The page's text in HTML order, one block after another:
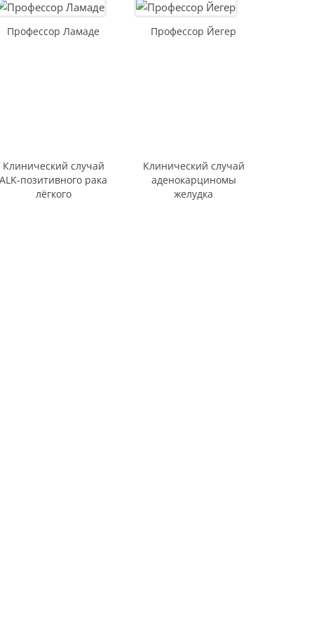
или
Рак легких
Рак матки
Рак шейки матки
Профессор Ламаде Профессор Йегер
Клинический случай
ALK-позитивного рака
лёгкого
Клинический случай
аденокарциномы
желудка